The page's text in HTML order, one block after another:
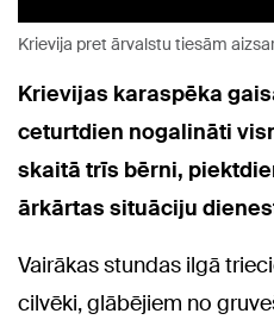
Krievija pret ārvalstu tiesām
Krievijas karaspēka
ceturtdien nogalināti
skaitā trīs bērni,
ārkārtas situāciju
Vairākas stundas ilgā
cilvēki, glābējiem no